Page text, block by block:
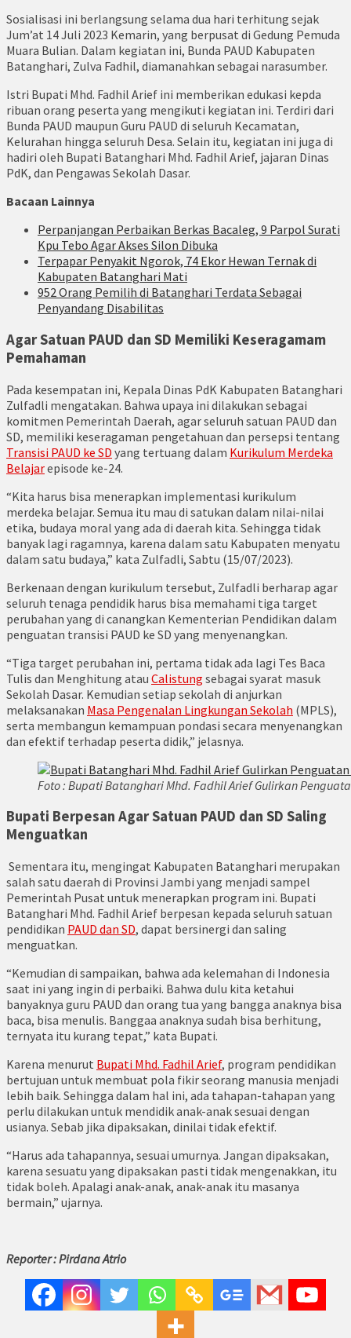
Sosialisasi ini berlangsung selama dua hari terhitung sejak
Jum’at 14 Juli 2023 Kemarin, yang berpusat di Gedung Pemuda
Muara Bulian. Dalam kegiatan ini, Bunda PAUD Kabupaten
Batanghari, Zulva Fadhil, diamanahkan sebagai narasumber.
Istri Bupati Mhd. Fadhil Arief ini memberikan edukasi kepda
ribuan orang peserta yang mengikuti kegiatan ini. Terdiri dari
Bunda PAUD maupun Guru PAUD di seluruh Kecamatan,
Kelurahan hingga seluruh Desa. Selain itu, kegiatan ini juga di
hadiri oleh Bupati Batanghari Mhd. Fadhil Arief, jajaran Dinas
PdK, dan Pengawas Sekolah Dasar.
Bacaan Lainnya
Perpanjangan Perbaikan Berkas Bacaleg, 9 Parpol Surati
Kpu Tebo Agar Akses Silon Dibuka
Terpapar Penyakit Ngorok, 74 Ekor Hewan Ternak di
Kabupaten Batanghari Mati
952 Orang Pemilih di Batanghari Terdata Sebagai
Penyandang Disabilitas
Agar Satuan PAUD dan SD Memiliki Keseragamam
Pemahaman
Pada kesempatan ini, Kepala Dinas PdK Kabupaten Batanghari
Zulfadli mengatakan. Bahwa upaya ini dilakukan sebagai
komitmen Pemerintah Daerah, agar seluruh satuan PAUD dan
SD, memiliki keseragaman pengetahuan dan persepsi tentang
Transisi PAUD ke SD yang tertuang dalam Kurikulum Merdeka
Belajarepisode ke-24.
“Kita harus bisa menerapkan implementasi kurikulum
merdeka belajar. Semua itu mau di satukan dalam nilai-nilai
etika, budaya moral yang ada di daerah kita. Sehingga tidak
banyak lagi ragamnya, karena dalam satu Kabupaten menyatu
dalam satu budaya,” kata Zulfadli, Sabtu (15/07/2023).
Berkenaan dengan kurikulum tersebut, Zulfadli berharap agar
seluruh tenaga pendidik harus bisa memahami tiga target
perubahan yang di canangkan Kementerian Pendidikan dalam
penguatan transisi PAUD ke SD yang menyenangkan.
“Tiga target perubahan ini, pertama tidak ada lagi Tes Baca
Tulis dan Menghitung atau Calistung sebagai syarat masuk
Sekolah Dasar. Kemudian setiap sekolah di anjurkan
melaksanakan Masa Pengenalan Lingkungan Sekolah (MPLS),
serta membangun kemampuan pondasi secara menyenangkan
dan efektif terhadap peserta didik,” jelasnya.
Foto : Bupati Batanghari Mhd. Fadhil Arief Gulirkan
Bupati Berpesan Agar Satuan PAUD dan SD Saling
Menguatkan
Sementara itu, mengingat Kabupaten Batanghari merupakan
salah satu daerah di Provinsi Jambi yang menjadi sampel
Pemerintah Pusat untuk menerapkan program ini. Bupati
Batanghari Mhd. Fadhil Arief berpesan kepada seluruh satuan
pendidikan PAUD dan SD, dapat bersinergi dan saling
menguatkan.
“Kemudian di sampaikan, bahwa ada kelemahan di Indonesia
saat ini yang ingin di perbaiki. Bahwa dulu kita ketahui
banyaknya guru PAUD dan orang tua yang bangga anaknya bisa
baca, bisa menulis. Banggaa anaknya sudah bisa berhitung,
ternyata itu kurang tepat,” kata Bupati.
Karena menurut Bupati Mhd. Fadhil Arief, program pendidikan
bertujuan untuk membuat pola fikir seorang manusia menjadi
lebih baik. Sehingga dalam hal ini, ada tahapan-tahapan yang
perlu dilakukan untuk mendidik anak-anak sesuai dengan
usianya. Sebab jika dipaksakan, dinilai tidak efektif.
“Harus ada tahapannya, sesuai umurnya. Jangan dipaksakan,
karena sesuatu yang dipaksakan pasti tidak mengenakkan, itu
tidak boleh. Apalagi anak-anak, anak-anak itu masanya
bermain,” ujarnya.
Reporter : Pirdana Atrio